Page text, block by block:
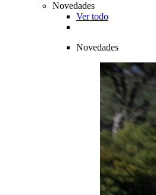
Novedades
Ver todo
Novedades